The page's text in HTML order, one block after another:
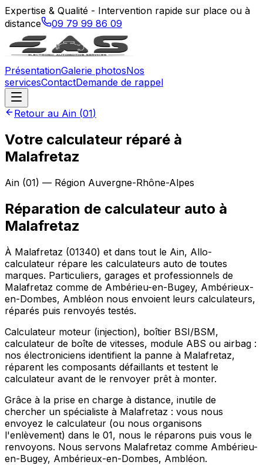
Expertise & Qualité - Intervention rapide sur place ou à
distance
09 79 99 86 09
PrésentationGalerie photosNos
servicesContactDemande de rappel
Retour au Ain (01)
Votre calculateur réparé à
Malafretaz
Ain (01) — Région Auvergne-Rhône-Alpes
Réparation de calculateur auto à
Malafretaz
À Malafretaz (01340) et dans tout le Ain, Allo-
calculateur répare les calculateurs auto de toutes
marques. Particuliers, garages et professionnels de
Malafretaz comme de Ambérieu-en-Bugey, Ambérieux-
en-Dombes, Ambléon nous envoient leurs calculateurs,
réparés puis renvoyés testés.
Calculateur moteur (injection), boîtier BSI/BSM,
calculateur de boîte de vitesses, module ABS ou airbag :
nos électroniciens identifient la panne à Malafretaz,
réparent les composants défaillants et testent le
calculateur avant de le renvoyer prêt à monter.
Grâce à la prise en charge à distance, inutile de
chercher un spécialiste à Malafretaz : vous nous
envoyez le calculateur (ou nous organisons
l'enlèvement) dans le 01, nous le réparons puis vous le
renvoyons. Nous servons Malafretaz comme Ambérieu-
en-Bugey, Ambérieux-en-Dombes, Ambléon.